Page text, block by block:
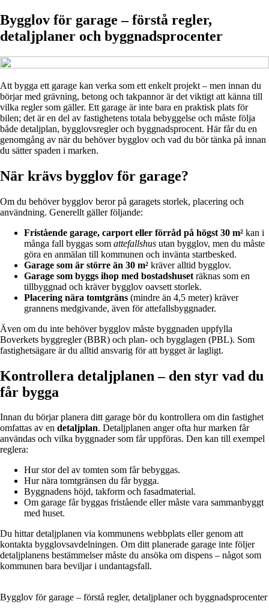
Bygglov för garage – förstå regler,
detaljplaner och byggnadsprocenter
Att bygga ett garage kan verka som ett enkelt projekt – men innan du
börjar med grävning, betong och takpannor är det viktigt att känna till
vilka regler som gäller. Ett garage är inte bara en praktisk plats för
bilen; det är en del av fastighetens totala bebyggelse och måste följa
både detaljplan, bygglovsregler och byggnadsprocent. Här får du en
genomgång av när du behöver bygglov och vad du bör tänka på innan
du sätter spaden i marken.
När krävs bygglov för garage?
Om du behöver bygglov beror på garagets storlek, placering och
användning. Generellt gäller följande:
Fristående garage, carport eller förråd på högst 30 m² kan i
många fall byggas som attefallshus utan bygglov, men du måste
göra en anmälan till kommunen och invänta startbesked.
Garage som är större än 30 m² kräver alltid bygglov.
Garage som byggs ihop med bostadshuset räknas som en
tillbyggnad och kräver bygglov oavsett storlek.
Placering nära tomtgräns (mindre än 4,5 meter) kräver
grannens medgivande, även för attefallsbyggnader.
Även om du inte behöver bygglov måste byggnaden uppfylla
Boverkets byggregler (BBR) och plan- och bygglagen (PBL). Som
fastighetsägare är du alltid ansvarig för att bygget är lagligt.
Kontrollera detaljplanen – den styr vad du
får bygga
Innan du börjar planera ditt garage bör du kontrollera om din fastighet
omfattas av en detaljplan. Detaljplanen anger ofta hur marken får
användas och vilka byggnader som får uppföras. Den kan till exempel
reglera:
Hur stor del av tomten som får bebyggas.
Hur nära tomtgränsen du får bygga.
Byggnadens höjd, takform och fasadmaterial.
Om garage får byggas fristående eller måste vara sammanbyggt
med huset.
Du hittar detaljplanen via kommunens webbplats eller genom att
kontakta bygglovsavdelningen. Om ditt planerade garage inte följer
detaljplanens bestämmelser måste du ansöka om dispens – något som
kommunen bara beviljar i undantagsfall.
Bygglov för garage – förstå regler, detaljplaner och byggnadsprocenter